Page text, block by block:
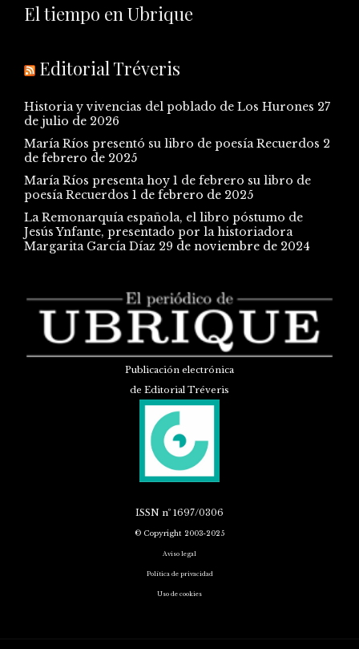
El tiempo en Ubrique
Editorial Tréveris
Historia y vivencias del poblado de Los Hurones 27
de julio de 2026
María Ríos presentó su libro de poesía Recuerdos 2
de febrero de 2025
María Ríos presenta hoy 1 de febrero su libro de
poesía Recuerdos 1 de febrero de 2025
La Remonarquía española, el libro póstumo de
Jesús Ynfante, presentado por la historiadora
Margarita García Díaz 29 de noviembre de 2024
Publicación electrónica
de Editorial Tréveris
ISSN nº 1697/0306
© Copyright 2003-2025
Aviso legal
Política de privacidad
Uso de cookies